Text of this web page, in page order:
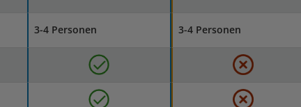
3-4 Personen 3-4 Personen